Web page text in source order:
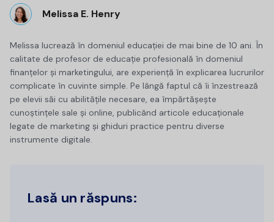
Melissa E. Henry
Melissa lucrează în domeniul educației de mai bine de 10 ani. În
calitate de profesor de educație profesională în domeniul
finanțelor și marketingului, are experiență în explicarea lucrurilor
complicate în cuvinte simple. Pe lângă faptul că îi înzestrează
pe elevii săi cu abilitățile necesare, ea împărtășește
cunoștințele sale și online, publicând articole educaționale
legate de marketing și ghiduri practice pentru diverse
instrumente digitale.
Lasă un răspuns: